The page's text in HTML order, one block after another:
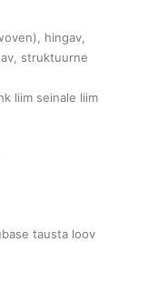
hingav,
struktuurne
liim seinale liim
tausta loov